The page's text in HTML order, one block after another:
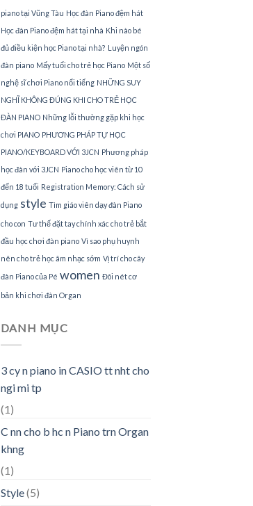
piano tại Vũng Tàu Học đàn Piano đệm hát
Học đàn Piano đệm hát tại nhà Khi nào bé
đủ điều kiện học Piano tại nhà? Luyện ngón
đàn piano Mấy tuổi cho trẻ học Piano Một số
nghệ sĩ chơi Piano nổi tiếng NHỮNG SUY
NGHĨ KHÔNG ĐÚNG KHI CHO TRẺ HỌC
ĐÀN PIANO Những lỗi thường gặp khi học
chơi PIANO PHƯƠNG PHÁP TỰ HỌC
PIANO/KEYBOARD VỚI 3JCN Phương pháp
học đàn với 3JCN Piano cho học viên từ 10
đến 18 tuổi Registration Memory: Cách sử
dụng style Tìm giáo viên dạy đàn Piano
cho con Tư thế đặt tay chính xác cho trẻ bắt
đầu học chơi đàn piano Vì sao phụ huynh
nên cho trẻ học âm nhạc sớm Vị trí cho cây
đàn Piano của Pé women Đôi nét cơ
bản khi chơi đàn Organ
DANH MỤC
3 cy n piano in CASIO tt nht cho
ngi mi tp
(1)
C nn cho b hc n Piano trn Organ
khng
(1)
Style(5)